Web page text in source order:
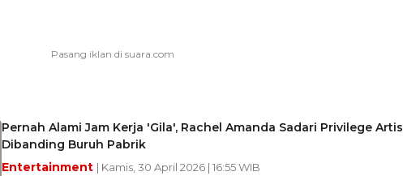
Pernah Alami Jam Kerja 'Gila', Rachel Amanda Sadari Privilege Artis
Dibanding Buruh Pabrik
Entertainment | Kamis, 30 April 2026 | 16:55 WIB